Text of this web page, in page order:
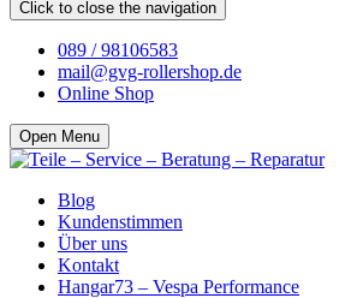
Click to close the navigation
089 / 98106583
mail@gvg-rollershop.de
Online Shop
Open Menu
Blog
Kundenstimmen
Über uns
Kontakt
Hangar73 – Vespa Performance